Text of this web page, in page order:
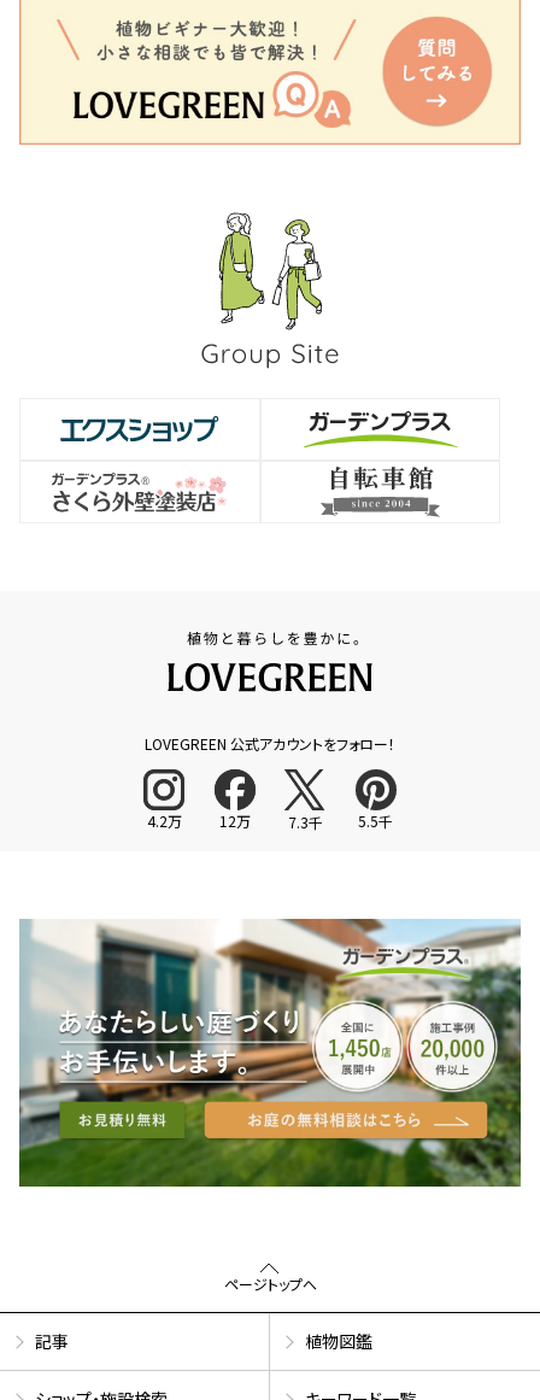
LOVEGREEN 公式アカウントをフォロー！
4.2万 12万 7.3千 5.5千
ページトップへ
記事 植物図鑑